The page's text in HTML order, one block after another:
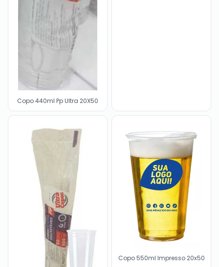
Copo 440ml Pp Ultra 20X50
Copo 550ml Impresso 20x50